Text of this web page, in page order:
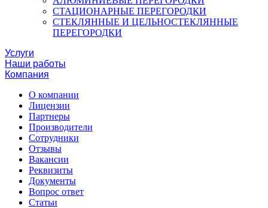
СТАЦИОНАРНЫЕ ПЕРЕГОРОДКИ
СТЕКЛЯННЫЕ И ЦЕЛЬНОСТЕКЛЯННЫЕ
ПЕРЕГОРОДКИ
Услуги
Наши работы
Компания
О компании
Лицензии
Партнеры
Производители
Сотрудники
Отзывы
Вакансии
Реквизиты
Документы
Вопрос ответ
Статьи